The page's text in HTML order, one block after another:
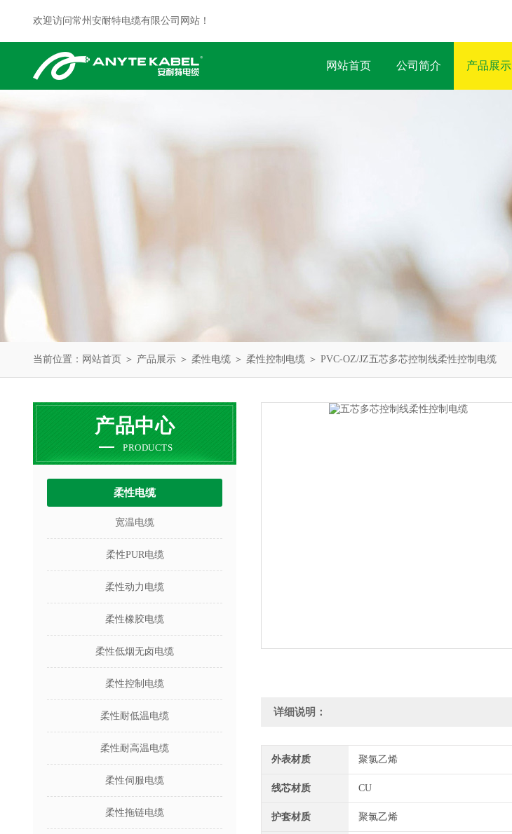
欢迎访问常州安耐特电缆有限公司网站！
网站首页 公司简介 产品展示
当前位置： 网站首页 ＞ 产品展示 ＞ 柔性电缆 ＞ 柔性控制电缆 ＞ PVC-OZ/JZ五芯多芯控制线柔性控制电缆
产品中心
PRODUCTS
柔性电缆
宽温电缆
柔性PUR电缆
柔性动力电缆
柔性橡胶电缆
柔性低烟无卤电缆
柔性控制电缆
柔性耐低温电缆
柔性耐高温电缆
柔性伺服电缆
柔性拖链电缆
详细说明：
外表材质 聚氯乙烯
线芯材质 CU
护套材质 聚氯乙烯